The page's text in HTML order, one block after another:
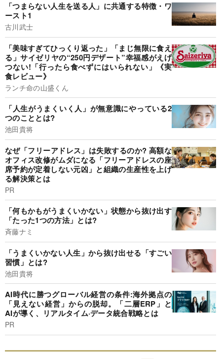
「つまらない人生を送る人」に共通する特徴・ワ
ースト1
古川武士
「美味すぎてひっくり返った」「まじ無限に食え
る」サイゼリヤの“250円デザート”幸福感がえげ
つない!「行ったら食べずにはいられない」《実
食レビュー》
ランチ命の山盛くん
「人生がうまくいく人」が無意識にやっている2
つのこととは?
池田貴将
なぜ「フリーアドレス」は失敗するのか? 高額な
オフィス改修がムダになる「フリーアドレスの座
席予約が定着しない元凶」と組織の生産性を上げ
る解決策とは
PR
「何もかもがうまくいかない」状態から抜け出す
「たった1つの方法」とは?
斉藤ナミ
「うまくいかない人生」から抜け出せる「すごい
習慣」とは?
池田貴将
AI時代に勝つグローバル経営の条件:海外拠点の
「見えない経営」からの脱却。「二層ERP」と
AIが導く、リアルタイム·データ統合戦略とは
PR